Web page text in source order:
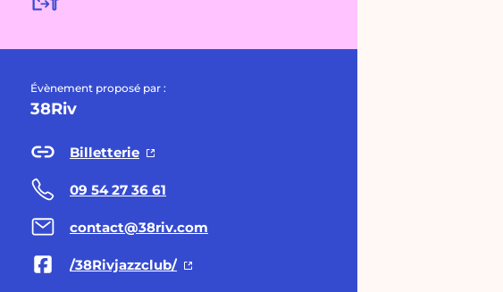
Évènement proposé par :
38Riv
Billetterie
09 54 27 36 61
contact@38riv.com
/38Rivjazzclub/